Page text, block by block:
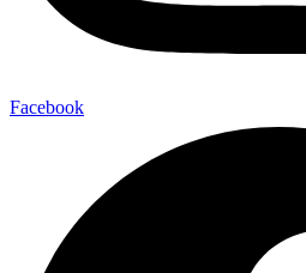
Facebook